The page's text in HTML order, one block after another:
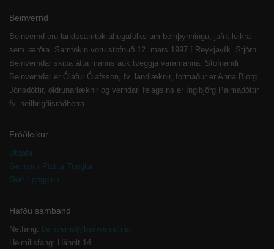
Beinvernd
Beinvernd eru landssamtök áhugafólks um beinþynningu, jafnt leikra
sem lærðra. Samtökin voru stofnuð 12. mars 1997 í Reykjavík. Stjórn
Beinverndar skipa átta manns auk tveggja varamanna. Stofnandi
Beinverndar er Ólafur Ólafsson, fv. landlæknir, formaður er Anna Björg
Jónsdóttir, öldrunarlæknir og verndari félagsins er Ingibjörg Pálmadóttir
fv. heilbrigðisráðherra
Fróðleikur
Útgáfa
Greinar / Pistlar Tenglar
Gott í gogginn
Hafðu samband
Netfang: beinvernd@beinvernd.net
Heimilisfang: Háholt 14